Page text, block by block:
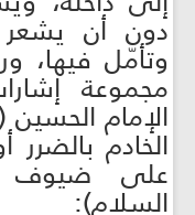
دون أن يشعر
وتأمّل فيها،
مجموعة
الإمام
الخادم
على ضيوف
السلام):